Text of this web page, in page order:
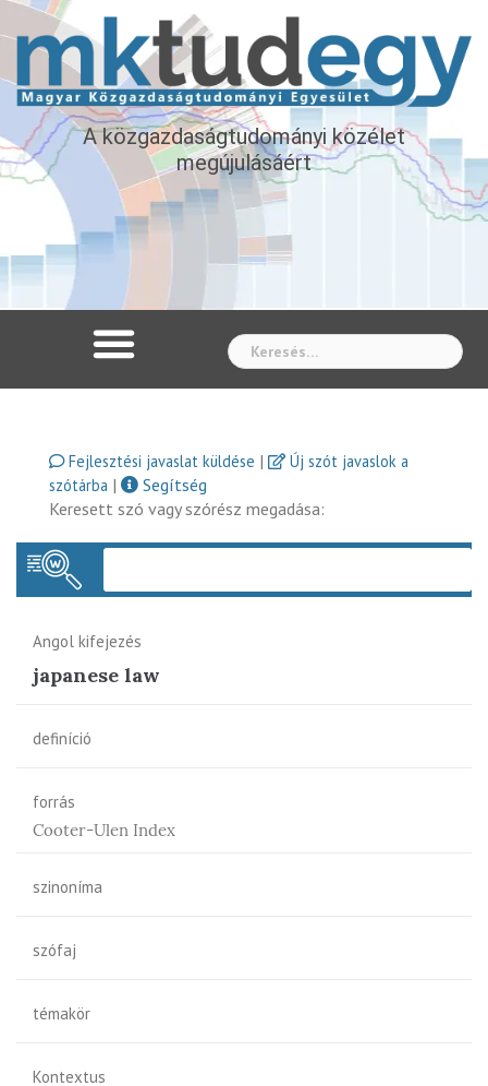
A közgazdaságtudományi közélet
megújulásáért
Fejlesztési javaslat küldése |
Új szót javaslok a
szótárba |
Segítség
Keresett szó vagy szórész megadása:
Angol kifejezés
japanese law
definíció
forrás
Cooter-Ulen Index
szinoníma
szófaj
témakör
Kontextus